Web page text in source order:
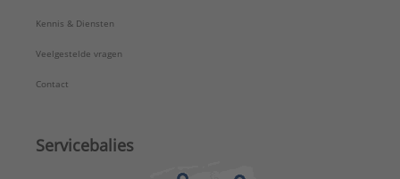
Kennis & Diensten
Veelgestelde vragen
Contact
Servicebalies